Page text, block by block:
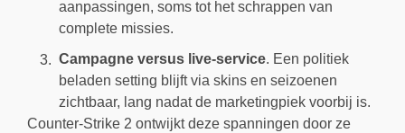
aanpassingen, soms tot het schrappen van
complete missies.
Campagne versus live-service. Een politiek
beladen setting blijft via skins en seizoenen
zichtbaar, lang nadat de marketingpiek voorbij is.
Counter-Strike 2 ontwijkt deze spanningen door ze